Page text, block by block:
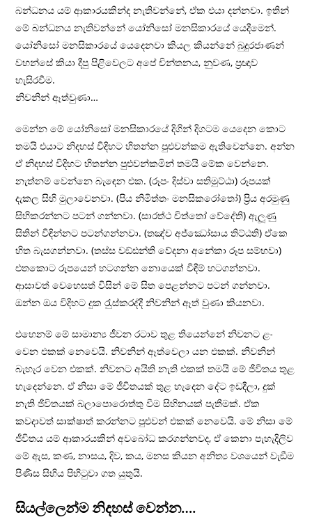
බන්ධනය යම් ආකාරයකින්ද නැතිවන්නේ, ඒක එයා දන්නවා. ඉතින්
මේ බන්ධනය නැතිවන්නේ යෝනිසෝ මනසිකාරයේ යෙදීමෙන්.
යෝනිසෝ මනසිකාරයේ යෙදෙනවා කියල කියන්නේ බුදුරජාණන්
වහන්සේ කියා දීපු පිළිවෙලට අපේ චින්තනය, නුවණ, ප‍්‍රඥාව
හැසිරවීම.
නිවනින් ඈත්වුණා…
මෙන්න මේ යෝනිසෝ මනසිකාරයේ දිගින් දිගටම යෙදෙන කොට
තමයි එයාට නිදහස් විදිහට හිතන්න පුළුවන්කම ඇතිවෙන්නෙ. අන්න
ඒ නිදහස් විදිහට හිතන්න පුළුවන්කමින් තමයි මේක වෙන්නෙ.
නැත්නම් වෙන්නෙ බැඳෙන එක. (රූපං දිස්වා සතිමුට්ඨා) රූපයක්
දැකල සිහි මුලාවෙනවා. (පිය නිමිත්තං මනසිකරෝතෝ) ප‍්‍රිය අරමුණු
සිහිකරන්නට පටන් ගන්නවා. (සාරත්ථ චිත්තෝ වේදේති) ඇලූණු
සිතින් විඳින්නට පටන්ගන්නවා. (තඤ්ච අජ්ඣෝසාය තිට්ඨති) ඒකෙ
හිත බැසගන්නවා. (තස්ස වඞ්ඪන්ති වේදනා අනේකා රූප සම්භවා)
එතකොට රූපයෙන් හටගන්න නොයෙක් විඳීම් හටගන්නවා.
ආසාවත් වෙහෙසත් විසින් මේ සිත පෙළන්නට පටන් ගන්නවා.
ඔන්න ඔය විදිහට දුක රැුස්කරද්දී නිවනින් ඈත් වුණා කියනවා.
එහෙනම් මේ සාමාන්‍ය ජීවන රටාව තුළ තියෙන්නේ නිවනට ළං
වෙන එකක් නෙවෙයි. නිවනින් ඈත්වෙලා යන එකක්. නිවනින්
බැහැර වෙන එකක්. නිවනට අයිති නැති එකක් තමයි මේ ජීවිතය තුළ
හැදෙන්නෙ. ඒ නිසා මේ ජීවිතයක් තුළ හැදෙන දේට ඉඩදීලා, දුක්
නැති ජීවිතයක් බලාපොරොත්තු වීම සිහිනයක් පැතීමක්. ඒක
කවදාවත් සාක්ෂාත් කරන්නට පුළුවන් එකක් නෙවෙයි. මේ නිසා මේ
ජීවිතය යම් ආකාරයකින් අවබෝධ කරගන්නවද, ඒ කෙනා පැහැදිලිව
මේ ඇස, කණ, නාසය, දිව, කය, මනස කියන අනිත්‍ය වශයෙන් වැඞීම
පිණිස සිහිය පිහිටුවා ගත යුතුයි.
සියල්ලෙන්ම නිදහස් වෙන්න….